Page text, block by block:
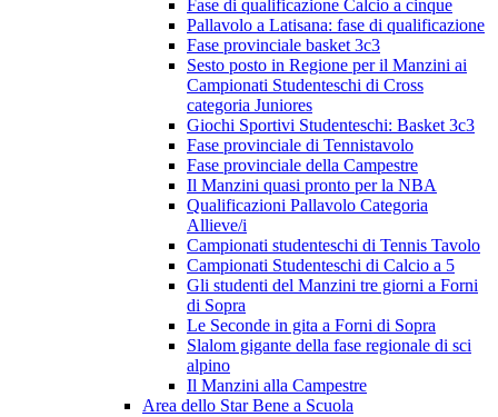
Fase di qualificazione Calcio a cinque
Pallavolo a Latisana: fase di qualificazione
Fase provinciale basket 3c3
Sesto posto in Regione per il Manzini ai
Campionati Studenteschi di Cross
categoria Juniores
Giochi Sportivi Studenteschi: Basket 3c3
Fase provinciale di Tennistavolo
Fase provinciale della Campestre
Il Manzini quasi pronto per la NBA
Qualificazioni Pallavolo Categoria
Allieve/i
Campionati studenteschi di Tennis Tavolo
Campionati Studenteschi di Calcio a 5
Gli studenti del Manzini tre giorni a Forni
di Sopra
Le Seconde in gita a Forni di Sopra
Slalom gigante della fase regionale di sci
alpino
Il Manzini alla Campestre
Area dello Star Bene a Scuola